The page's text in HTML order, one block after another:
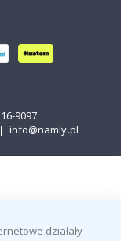
9097
| info@namly.pl
działały